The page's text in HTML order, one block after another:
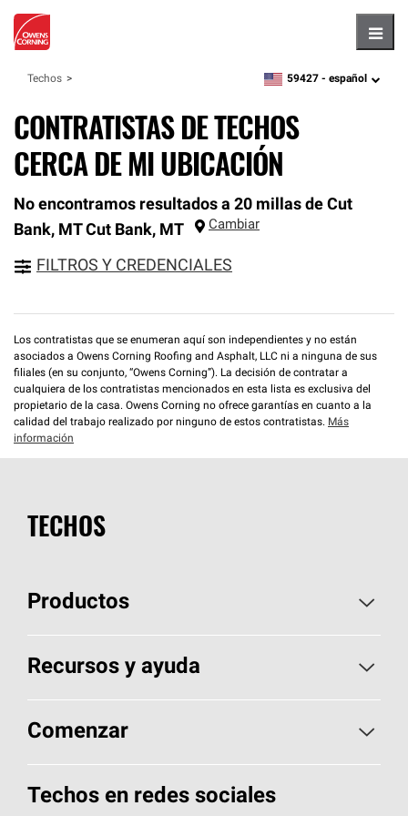
Techos zipcode,language
59427 - español
CONTRATISTAS DE TECHOS
CERCA DE MI UBICACIÓN
No encontramos resultados a 20 millas de Cut
Bank, MT Cut Bank, MT Cambiar
FILTROS Y CREDENCIALES
Los contratistas que se enumeran aquí son independientes y no están
asociados a Owens Corning Roofing and Asphalt, LLC ni a ninguna de sus
filiales (en su conjunto, “Owens Corning”). La decisión de contratar a
cualquiera de los contratistas mencionados en esta lista es exclusiva del
propietario de la casa. Owens Corning no ofrece garantías en cuanto a la
calidad del trabajo realizado por ninguno de estos contratistas. Más
información
TECHOS
Productos
Elija sus tejas
Encuentre un contratista
Componentes para techos
Recursos y ayuda
Aspectos básicos sobre techos
Herramientas de diseño y color
Comenzar
Llame al 1-800-GET-PINK®
Techos en redes sociales